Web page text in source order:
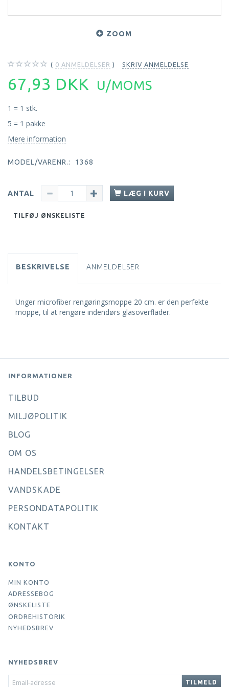
ZOOM
0 ANMELDELSER SKRIV ANMELDELSE
67,93 DKK U/MOMS
1 = 1 stk.
5 = 1 pakke
Mere information
MODEL/VARENR.: 1368
ANTAL LÆG I KURV
TILFØJ ØNSKELISTE
BESKRIVELSE ANMELDELSER
Unger microfiber rengøringsmoppe 20 cm. er den perfekte
moppe, til at rengøre indendørs glasoverflader.
INFORMATIONER
TILBUD
MILJØPOLITIK
BLOG
OM OS
HANDELSBETINGELSER
VANDSKADE
PERSONDATAPOLITIK
KONTAKT
KONTO
MIN KONTO
ADRESSEBOG
ØNSKELISTE
ORDREHISTORIK
NYHEDSBREV
NYHEDSBREV
EMAIL-
TILMELD